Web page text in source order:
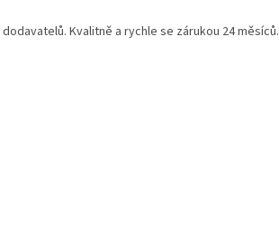
Kvalitně a rychle se zárukou 24 měsíců.